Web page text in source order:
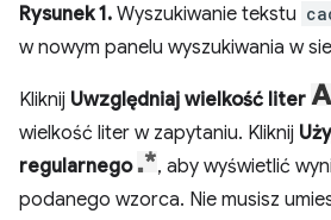
Rysunek 1. Wyszukiwanie tekstu
w nowym panelu wyszukiwania w
Kliknij Uwzględniaj wielkość liter
wielkość liter w zapytaniu. Kliknij
regularnego
, aby wyświetlić
podanego wzorca. Nie musisz